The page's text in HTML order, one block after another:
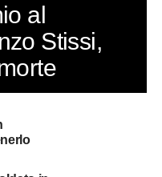
al
Stissi,